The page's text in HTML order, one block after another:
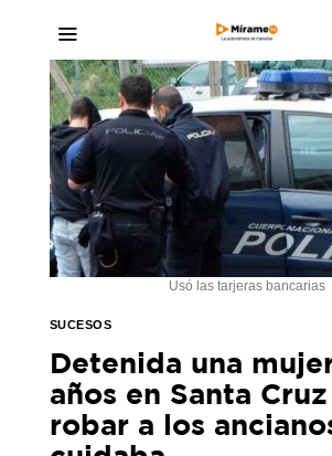
Usó las tarjeras bancarias
SUCESOS
Detenida una
años en Santa
robar a los